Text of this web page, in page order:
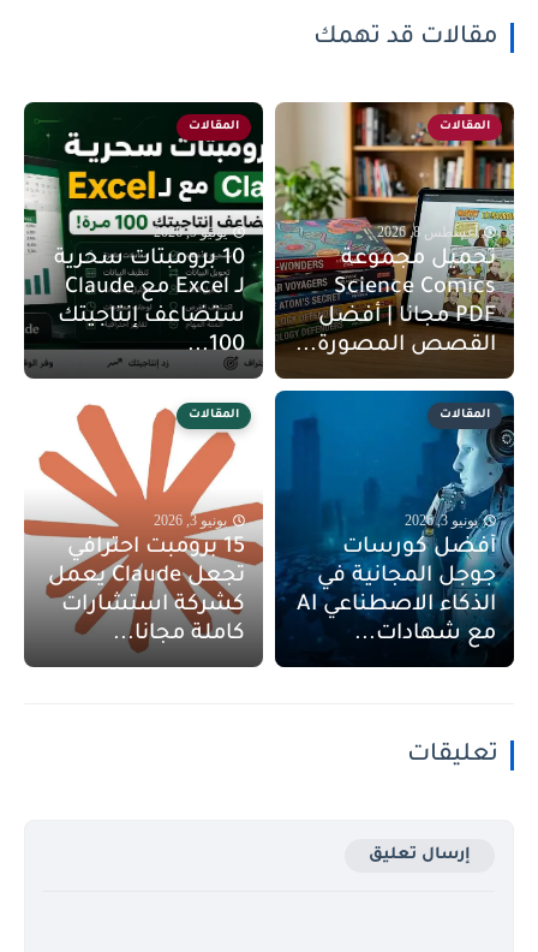
مقالات قد تهمك
المقالات
أغسطس 8, 2026
تحميل مجموعة
Science Comics
PDF مجانا | أفضل
القصص المصورة...
المقالات
يونيو 9, 2026
10 برومبتات سحرية
لـ Excel مع Claude
ستضاعف إنتاجيتك
100...
المقالات
يونيو 3, 2026
أفضل كورسات
جوجل المجانية في
الذكاء الاصطناعي AI
مع شهادات...
المقالات
يونيو 3, 2026
15 برومبت احترافي
تجعل Claude يعمل
كشركة استشارات
كاملة مجانا...
تعليقات
إرسال تعليق